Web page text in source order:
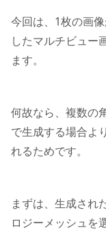
今回は、1枚の画
したマルチビュー
ます。
何故なら、複数の
で生成する場合よ
れるためです。
まずは、生成され
ロジーメッシュを